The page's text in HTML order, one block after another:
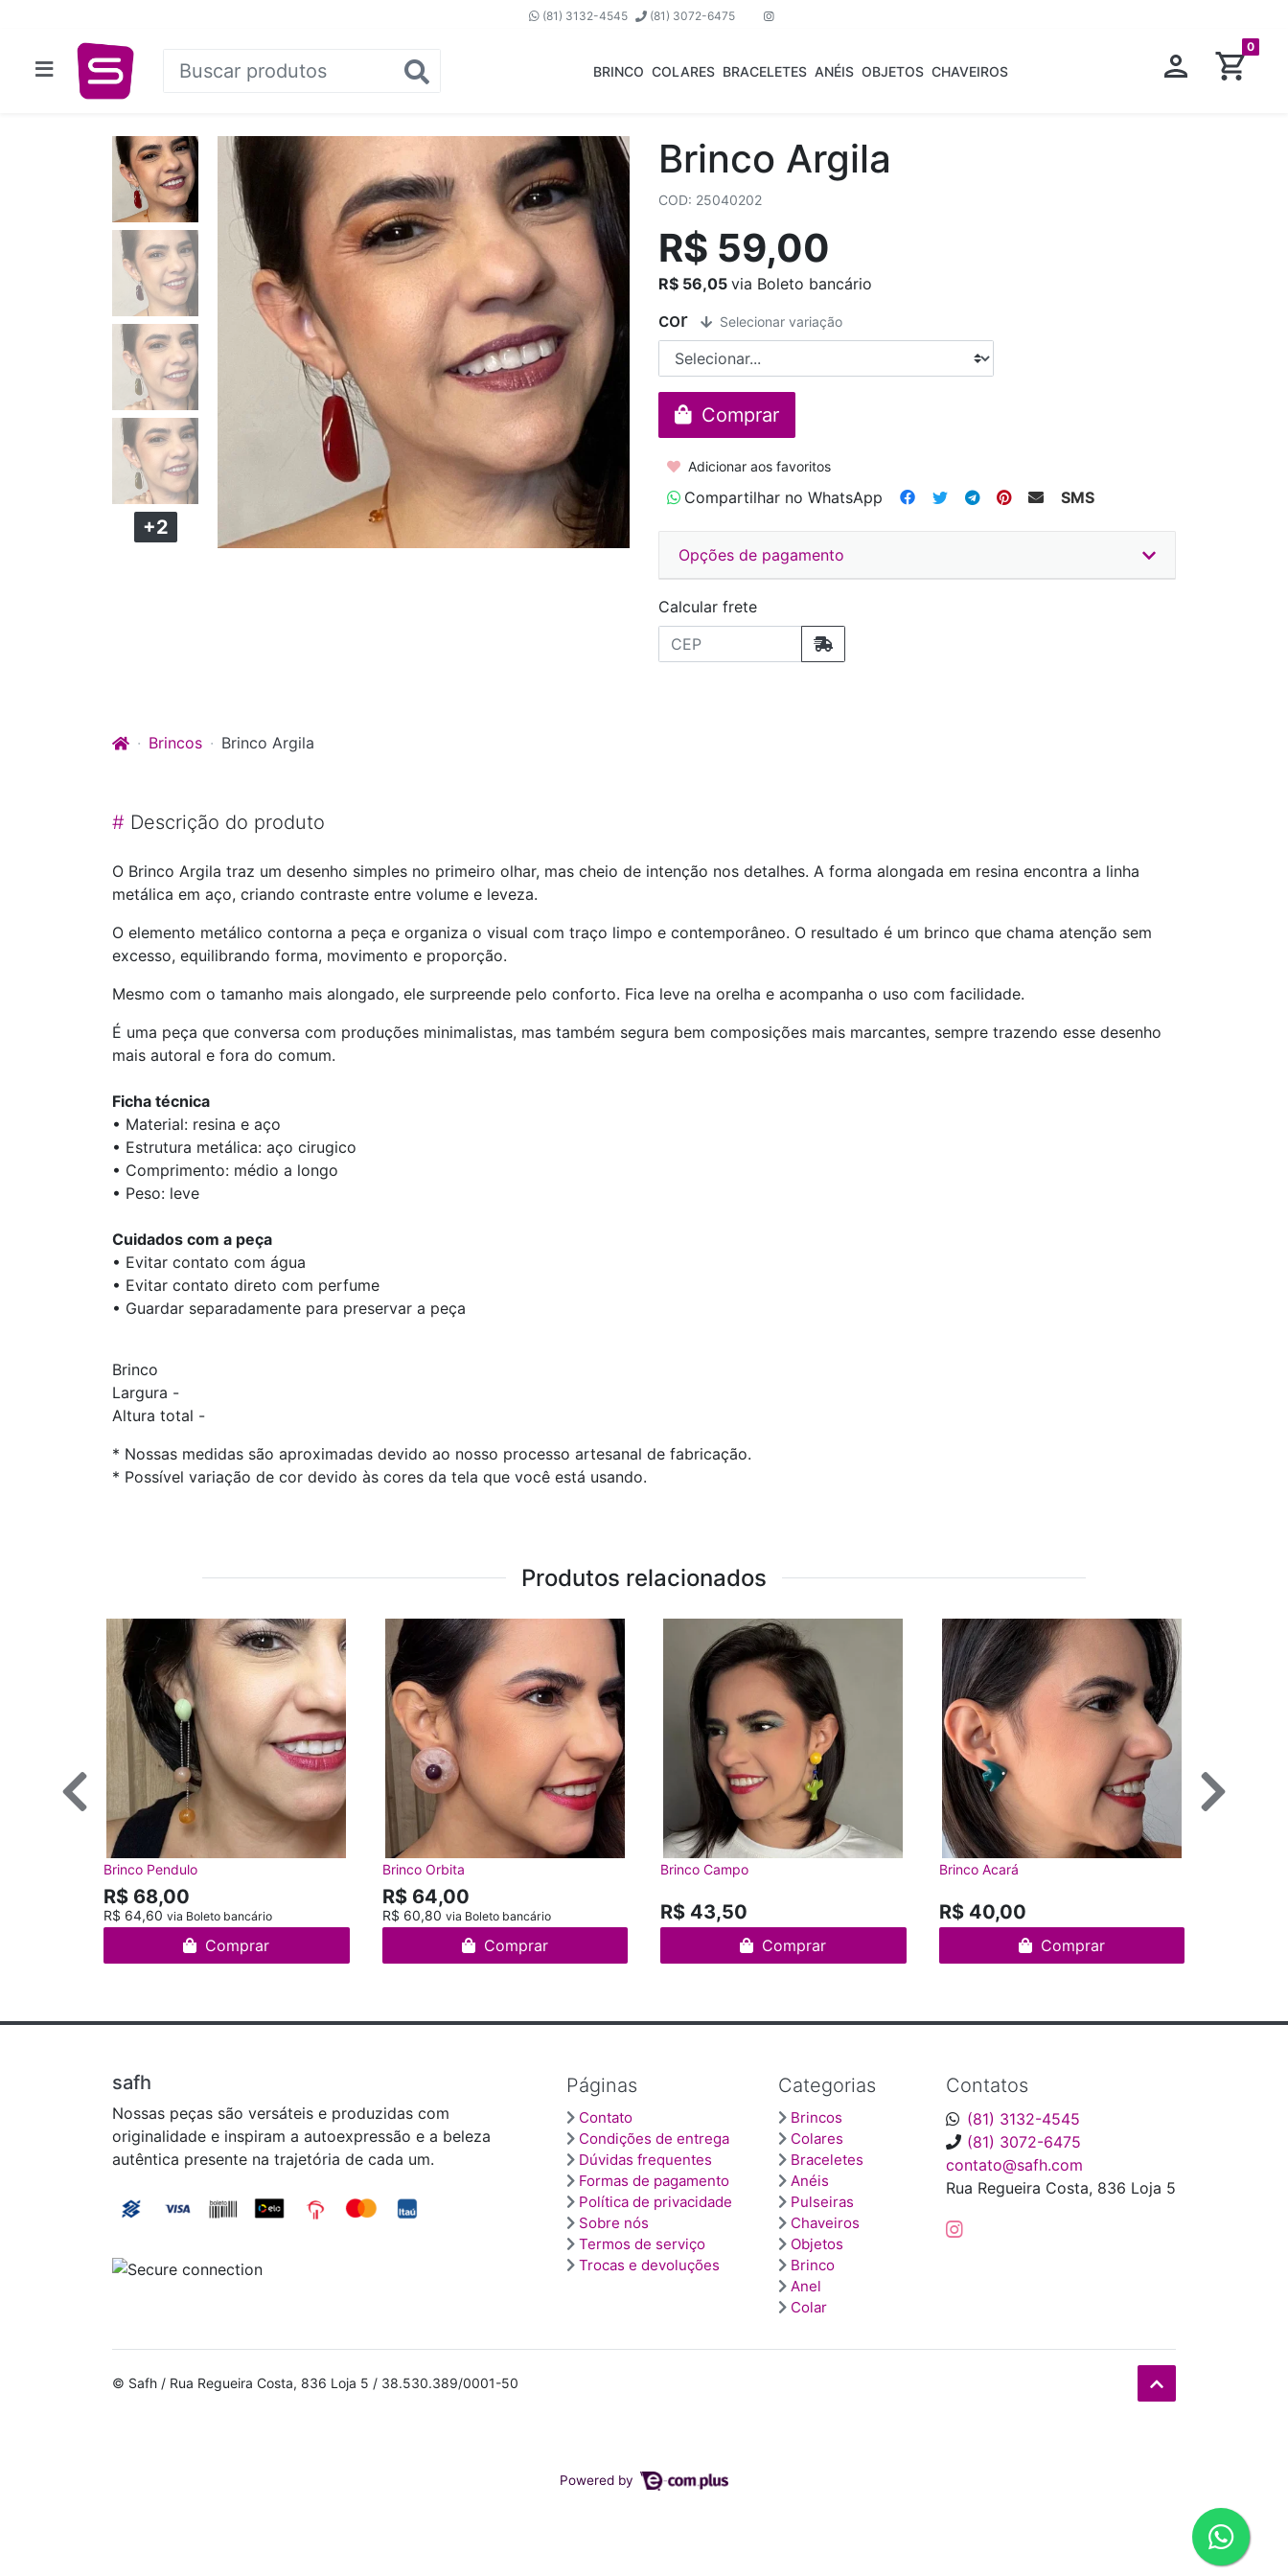
(81) 3132-4545 (81) 3072-6475
0
BRINCO COLARES BRACELETES ANÉIS OBJETOS CHAVEIROS
+2
Brinco Argila
COD: 25040202
R$ 59,00
R$ 56,05 via Boleto bancário
cor Selecionar variação
Comprar
Adicionar aos favoritos
Compartilhar no WhatsApp SMS
Opções de pagamento
Calcular frete
Brincos Brinco Argila
# Descrição do produto
O Brinco Argila traz um desenho simples no primeiro olhar, mas cheio de intenção nos detalhes. A forma alongada em resina encontra a linha
metálica em aço, criando contraste entre volume e leveza.
O elemento metálico contorna a peça e organiza o visual com traço limpo e contemporâneo. O resultado é um brinco que chama atenção sem
excesso, equilibrando forma, movimento e proporção.
Mesmo com o tamanho mais alongado, ele surpreende pelo conforto. Fica leve na orelha e acompanha o uso com facilidade.
É uma peça que conversa com produções minimalistas, mas também segura bem composições mais marcantes, sempre trazendo esse desenho
mais autoral e fora do comum.
Ficha técnica
• Material: resina e aço
• Estrutura metálica: aço cirugico
• Comprimento: médio a longo
• Peso: leve
Cuidados com a peça
• Evitar contato com água
• Evitar contato direto com perfume
• Guardar separadamente para preservar a peça
Brinco
Largura -
Altura total -
* Nossas medidas são aproximadas devido ao nosso processo artesanal de fabricação.
* Possível variação de cor devido às cores da tela que você está usando.
Produtos relacionados
Brinco Pendulo
R$ 68,00
R$ 64,60 via Boleto bancário
Comprar
Brinco Orbita
R$ 64,00
R$ 60,80 via Boleto bancário
Comprar
Brinco Campo
R$ 43,50
Comprar
Brinco Acará
R$ 40,00
Comprar
Contatos
(81) 3132-4545
(81) 3072-6475
contato@safh.com
Rua Regueira Costa, 836 Loja 5
Páginas
Contato
Condições de entrega
Dúvidas frequentes
Formas de pagamento
Política de privacidade
Sobre nós
Termos de serviço
Trocas e devoluções
Categorias
Brincos
Colares
Braceletes
Anéis
Pulseiras
Chaveiros
Objetos
Brinco
Anel
Colar
safh
Nossas peças são versáteis e produzidas com
originalidade e inspiram a autoexpressão e a beleza
autêntica presente na trajetória de cada um.
© Safh / Rua Regueira Costa, 836 Loja 5 / 38.530.389/0001-50
Powered by